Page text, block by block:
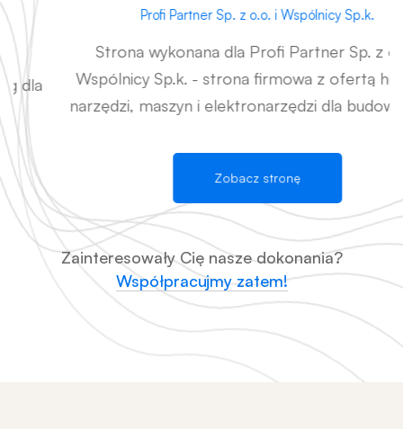
Profi Partner Sp. z o.o. i Wspólnicy Sp.k.
Strona wykonana dla Profi Partner Sp. z o.o. i
Wspólnicy Sp.k. - strona firmowa z ofertą hurtową
narzędzi, maszyn i elektronarzędzi dla budownictwa.
Zobacz stronę
Zainteresowały Cię nasze dokonania?
Współpracujmy zatem!